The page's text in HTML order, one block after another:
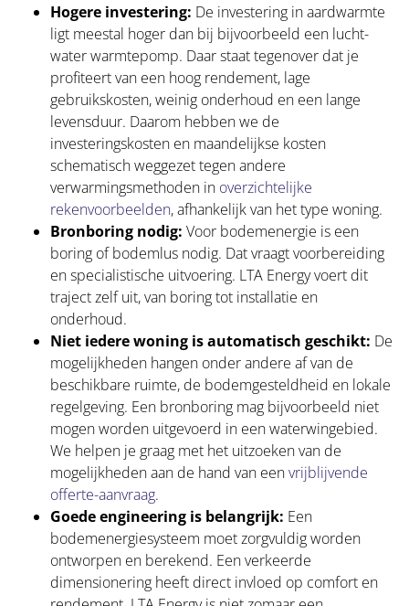
Hogere investering: De investering in aardwarmte
ligt meestal hoger dan bij bijvoorbeeld een lucht-
water warmtepomp. Daar staat tegenover dat je
profiteert van een hoog rendement, lage
gebruikskosten, weinig onderhoud en een lange
levensduur. Daarom hebben we de
investeringskosten en maandelijkse kosten
schematisch weggezet tegen andere
verwarmingsmethoden in overzichtelijke
rekenvoorbeelden, afhankelijk van het type woning.
Bronboring nodig: Voor bodemenergie is een
boring of bodemlus nodig. Dat vraagt voorbereiding
en specialistische uitvoering. LTA Energy voert dit
traject zelf uit, van boring tot installatie en
onderhoud.
Niet iedere woning is automatisch geschikt: De
mogelijkheden hangen onder andere af van de
beschikbare ruimte, de bodemgesteldheid en lokale
regelgeving. Een bronboring mag bijvoorbeeld niet
mogen worden uitgevoerd in een waterwingebied.
We helpen je graag met het uitzoeken van de
mogelijkheden aan de hand van eenvrijblijvende
offerte-aanvraag.
Goede engineering is belangrijk: Een
bodemenergiesysteem moet zorgvuldig worden
ontworpen en berekend. Een verkeerde
dimensionering heeft direct invloed op comfort en